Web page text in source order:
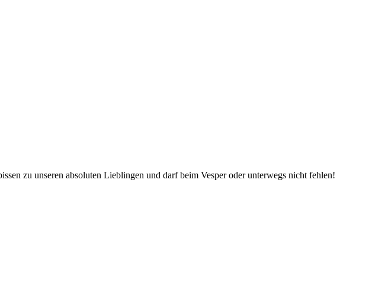
zu unseren absoluten Lieblingen und darf beim Vesper oder unterwegs nicht fehlen!